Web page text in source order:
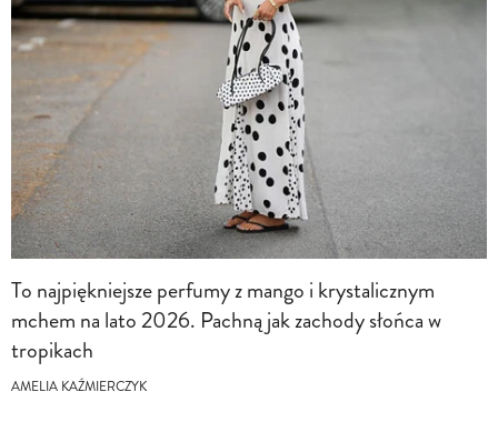
To najpiękniejsze perfumy z mango i krystalicznym
mchem na lato 2026. Pachną jak zachody słońca w
tropikach
AMELIA KAŹMIERCZYK